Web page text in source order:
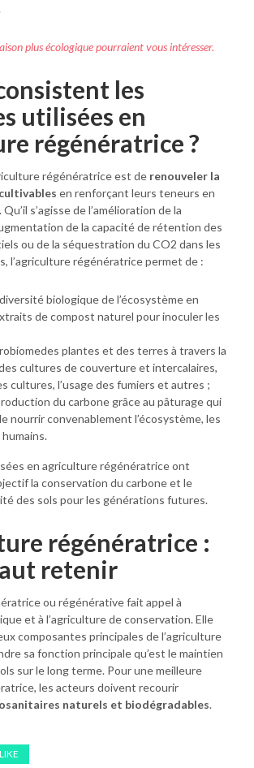
plus écologique pourraient vous intéresser.
les
utilisées en
régénératrice ?
régénératrice est de renouveler la
en renforçant leurs teneurs en
s’agisse de l’amélioration de la
de la capacité de rétention des
ou de la séquestration du CO2 dans les
l’agriculture régénératrice permet de :
biologique de l’écosystème en
de compost naturel pour inoculer les
plantes et des terres à travers la
cultures de couverture et intercalaires,
cultures, l’usage des fumiers et autres ;
du carbone grâce au pâturage qui
nourrir convenablement l’écosystème, les
en agriculture régénératrice ont
la conservation du carbone et le
des sols pour les générations futures.
régénératrice :
retenir
ou régénérative fait appel à
et à l’agriculture de conservation. Elle
composantes principales de l’agriculture
sa fonction principale qu’est le maintien
sur le long terme. Pour une meilleure
les acteurs doivent recourir
naturels et biodégradables.